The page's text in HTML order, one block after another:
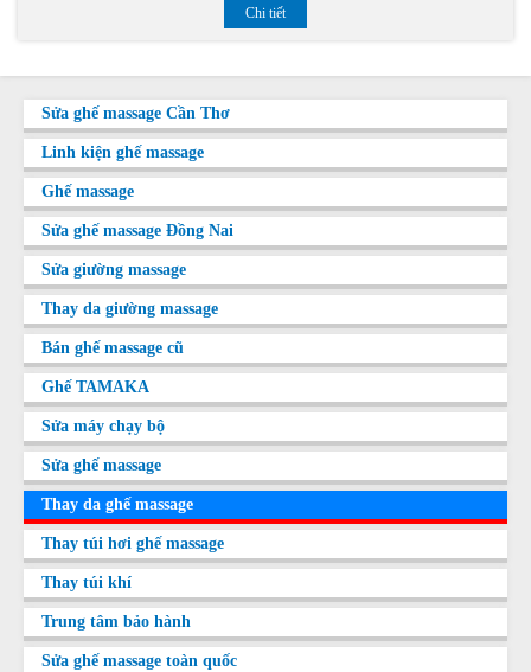
Chi tiết
Sửa ghế massage Cần Thơ
Linh kiện ghế massage
Ghế massage
Sửa ghế massage Đồng Nai
Sửa giường massage
Thay da giường massage
Bán ghế massage cũ
Ghế TAMAKA
Sửa máy chạy bộ
Sửa ghế massage
Thay da ghế massage
Thay túi hơi ghế massage
Thay túi khí
Trung tâm bảo hành
Sửa ghế massage toàn quốc